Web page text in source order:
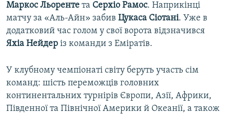
Маркос Льоренте та Серхіо Рамос. Наприкінці
матчу за «Аль-Айн» забив Цукаса Сіотані. Уже в
додатковий час голом у свої ворота відзначився
Яхіа Нейдер із команди з Еміратів.
У клубному чемпіонаті світу беруть участь сім
команд: шість переможців головних
континентальних турнірів Європи, Азії, Африки,
Південної та Північної Америки й Океанії, а також